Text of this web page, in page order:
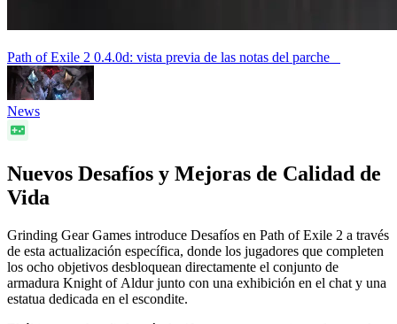
Path of Exile 2 0.4.0d: vista previa de las notas del parche
News
Nuevos Desafíos y Mejoras de Calidad de
Vida
Grinding Gear Games introduce Desafíos en Path of Exile 2 a través
de esta actualización específica, donde los jugadores que completen
los ocho objetivos desbloquean directamente el conjunto de
armadura Knight of Aldur junto con una exhibición en el chat y una
estatua dedicada en el escondite.